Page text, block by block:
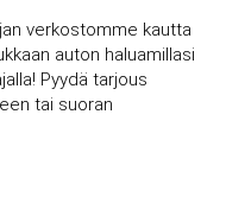
verkostomme kautta
auton haluamillasi
Pyydä tarjous
tai suoran